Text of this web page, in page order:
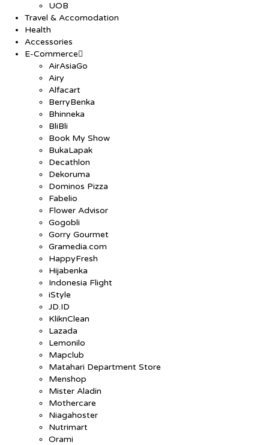
UOB
Travel & Accomodation
Health
Accessories
E-Commerce
AirAsiaGo
Airy
Alfacart
BerryBenka
Bhinneka
BliBli
Book My Show
BukaLapak
Decathlon
Dekoruma
Dominos Pizza
Fabelio
Flower Advisor
Gogobli
Gorry Gourmet
Gramedia.com
HappyFresh
Hijabenka
Indonesia Flight
iStyle
JD.ID
KliknClean
Lazada
Lemonilo
Mapclub
Matahari Department Store
Menshop
Mister Aladin
Mothercare
Niagahoster
Nutrimart
Orami